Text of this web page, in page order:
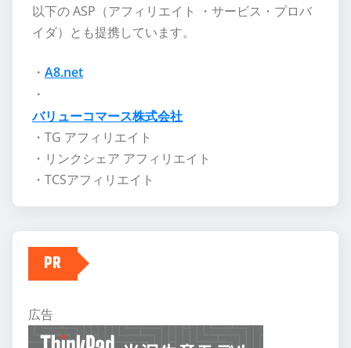
以下の ASP（アフィリエイト ・サービス・プロバ
イダ）とも提携しています。
・ A8.net
・
バリューコマース株式会社
・TG アフィリエイト
・リンクシェア アフィリエイト
・TCSアフィリエイト
PR
広告